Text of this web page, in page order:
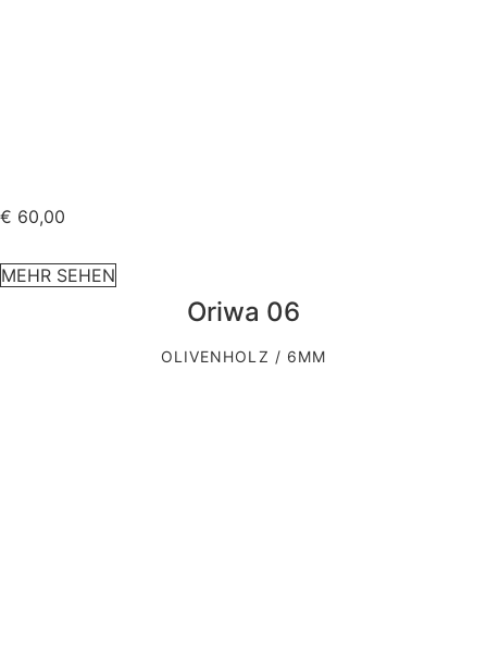
€ 60,00
MEHR SEHEN
Oriwa 06
OLIVENHOLZ / 6MM